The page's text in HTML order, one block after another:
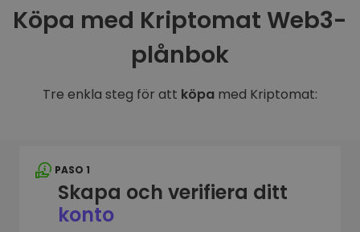
Köpa med Kriptomat Web3-
plånbok
Tre enkla steg för att köpa med Kriptomat:
PASO 1
Skapa och verifiera ditt
konto